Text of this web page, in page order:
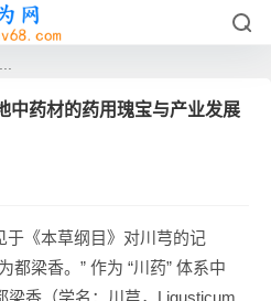
中药材的药用瑰宝与产业发展
《本草纲目》对川芎的记
都梁香。” 作为 “川药” 体系中
梁香（学名：川芎，Ligusticum